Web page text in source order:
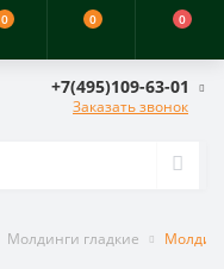
0 0 0
+7(495)109-63-01
Заказать звонок
Молдинги гладкие